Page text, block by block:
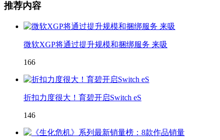
推荐内容
微软XGP将通过提升规模和捆绑服务 来吸
166
折扣力度很大！育碧开启Switch eS
146